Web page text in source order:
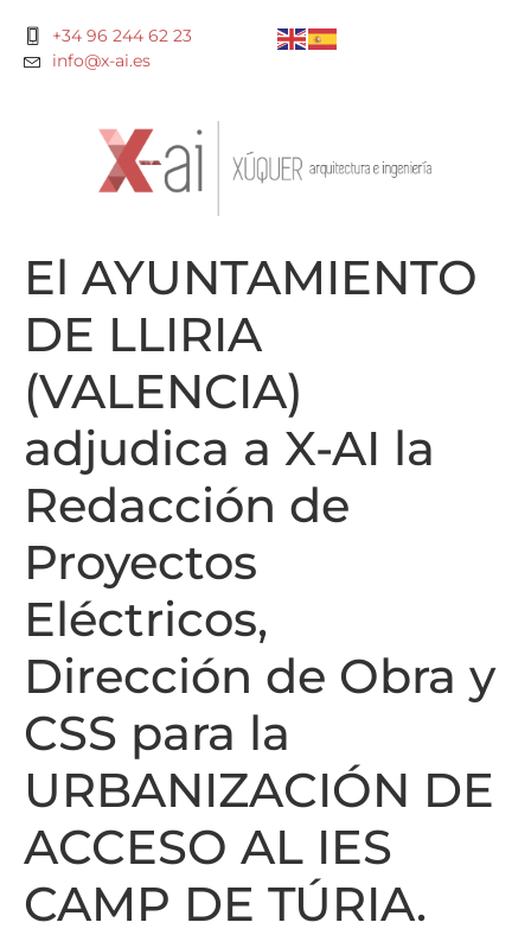
+34 96 244 62 23
info@x-ai.es
El AYUNTAMIENTO
DE LLIRIA
(VALENCIA)
adjudica a X-AI la
Redacción de
Proyectos
Eléctricos,
Dirección de Obra y
CSS para la
URBANIZACIÓN DE
ACCESO AL IES
CAMP DE TÚRIA.